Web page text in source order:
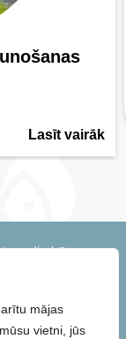
mājas
vietni, jūs
Lasīt vairāk
direktīvas
daļbaseinā"